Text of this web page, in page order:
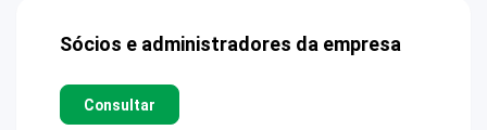
Sócios e administradores da empresa
Consultar